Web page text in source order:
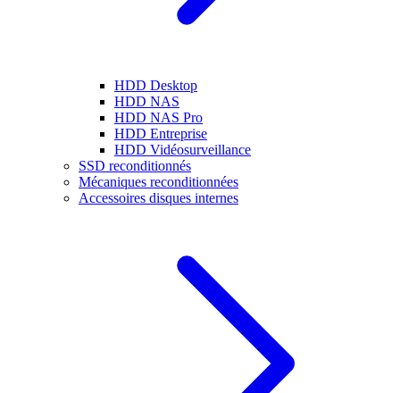
HDD Desktop
HDD NAS
HDD NAS Pro
HDD Entreprise
HDD Vidéosurveillance
SSD reconditionnés
Mécaniques reconditionnées
Accessoires disques internes